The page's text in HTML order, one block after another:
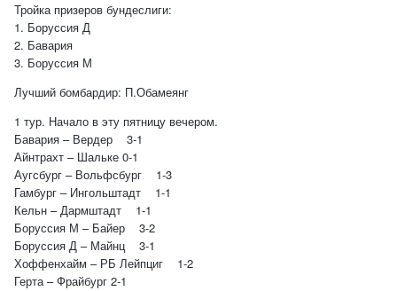
Тройка призеров бундеслиги:
1. Боруссия Д
2. Бавария
3. Боруссия М
Лучший бомбардир: П.Обамеянг
1 тур. Начало в эту пятницу вечером.
Бавария – Вердер 3-1
Айнтрахт – Шальке 0-1
Аугсбург – Вольфсбург 1-3
Гамбург – Ингольштадт 1-1
Кельн – Дармштадт 1-1
Боруссия М – Байер 3-2
Боруссия Д – Майнц 3-1
Хоффенхайм – РБ Лейпциг 1-2
Герта – Фрайбург 2-1